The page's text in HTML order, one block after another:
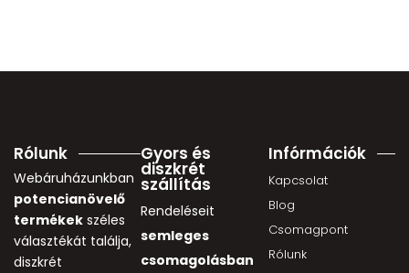
Rólunk
Webáruházunkban
potencianövelő
termékek széles
választékát találja,
diszkrét
Gyors és
diszkrét
szállítás
Rendeléseit
semleges
csomagolásban
Infórmációk
Kapcsolat
Blog
Csomagpont
Rólunk